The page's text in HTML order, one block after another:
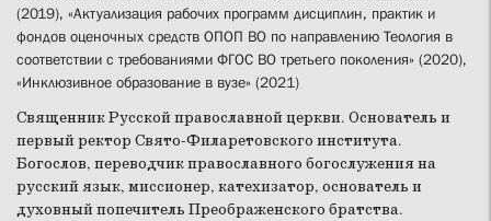
(2019), «Актуализация рабочих программ дисциплин, практик и
фондов оценочных средств ОПОП ВО по направлению Теология в
соответствии с требованиями ФГОС ВО третьего поколения» (2020),
«Инклюзивное образование в вузе» (2021)
Священник Русской православной церкви. Основатель и
первый ректор Свято-Филаретовского института.
Богослов, переводчик православного богослужения на
русский язык, миссионер, катехизатор, основатель и
духовный попечитель Преображенского братства.